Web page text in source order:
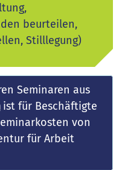
beurteilen,
Stilllegung)
Seminaren aus
ist für Beschäftigte
von
für Arbeit